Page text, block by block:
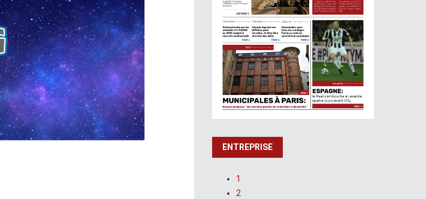
ENTREPRISE
1
2